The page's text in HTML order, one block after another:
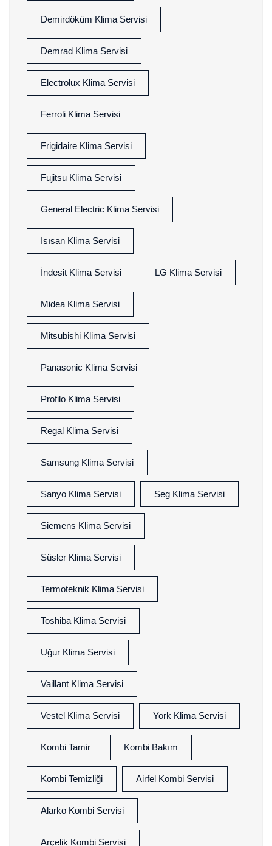
Demirdöküm Klima Servisi
Demrad Klima Servisi
Electrolux Klima Servisi
Ferroli Klima Servisi
Frigidaire Klima Servisi
Fujitsu Klima Servisi
General Electric Klima Servisi
Isısan Klima Servisi
İndesit Klima Servisi LG Klima Servisi
Midea Klima Servisi
Mitsubishi Klima Servisi
Panasonic Klima Servisi
Profilo Klima Servisi
Regal Klima Servisi
Samsung Klima Servisi
Sanyo Klima Servisi Seg Klima Servisi
Siemens Klima Servisi
Süsler Klima Servisi
Termoteknik Klima Servisi
Toshiba Klima Servisi
Uğur Klima Servisi
Vaillant Klima Servisi
Vestel Klima Servisi York Klima Servisi
Kombi Tamir Kombi Bakım
Kombi Temizliği Airfel Kombi Servisi
Alarko Kombi Servisi
Arçelik Kombi Servisi